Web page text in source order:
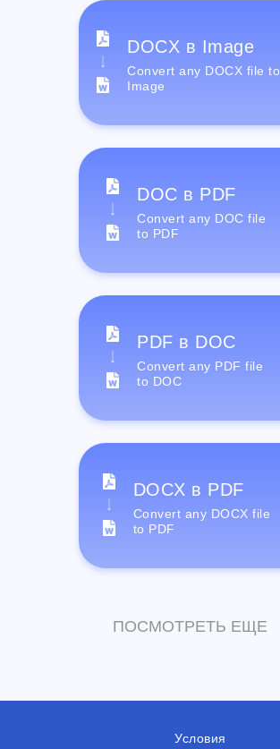
DOCX в Image
Convert any DOCX file to
Image
DOC в PDF
Convert any DOC file
to PDF
PDF в DOC
Convert any PDF file
to DOC
DOCX в PDF
Convert any DOCX file
to PDF
ПОСМОТРЕТЬ ЕЩЕ
Условия